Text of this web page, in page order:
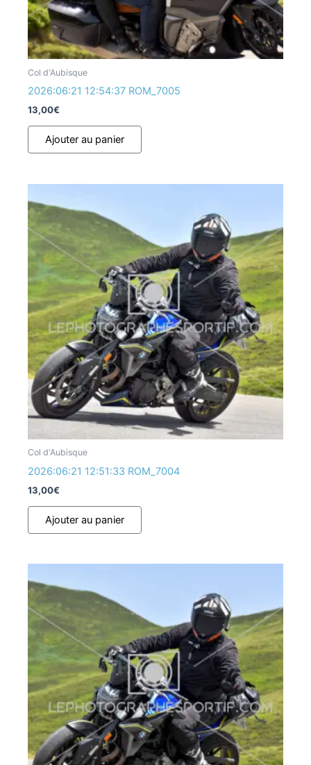
Col d'Aubisque
2026:06:21 12:54:37 ROM_7005
13,00€
Ajouter au panier
Col d'Aubisque
2026:06:21 12:51:33 ROM_7004
13,00€
Ajouter au panier